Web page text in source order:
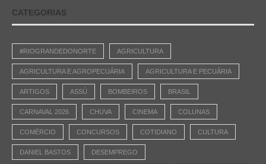
CATEGORIAS
#RIOGRANDEDONORTE AGRICULTURA
AGRICULTURA E AGROPECUÁRIA AGRICULTURA E PECUÁRIA
ARTIGOS ASSÚ BOMBEIROS BRASIL
CARNAVAL 2026 CHUVA CINEMA COLUNAS
COMÉRCIO CONCURSOS COTIDIANO CULTURA
DANIEL BASTOS DESEMPREGO